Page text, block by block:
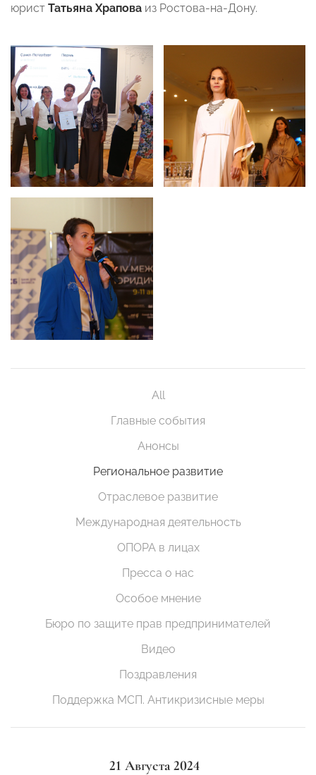
юрист Татьяна Храпова из Ростова-на-Дону.
All
Главные события
Анонсы
Региональное развитие
Отраслевое развитие
Международная деятельность
ОПОРА в лицах
Пресса о нас
Особое мнение
Бюро по защите прав предпринимателей
Видео
Поздравления
Поддержка МСП. Антикризисные меры
21 Августа 2024